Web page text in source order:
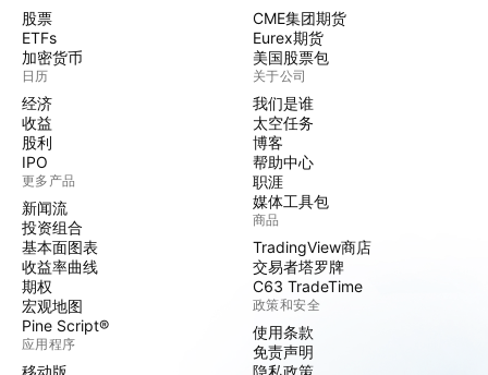
股票
ETFs
加密货币
日历
经济
收益
股利
IPO
更多产品
新闻流
投资组合
基本面图表
收益率曲线
期权
宏观地图
Pine Script®
应用程序
移动版
CME集团期货
Eurex期货
美国股票包
关于公司
我们是谁
太空任务
博客
帮助中心
职涯
媒体工具包
商品
TradingView商店
交易者塔罗牌
C63 TradeTime
政策和安全
使用条款
免责声明
隐私政策